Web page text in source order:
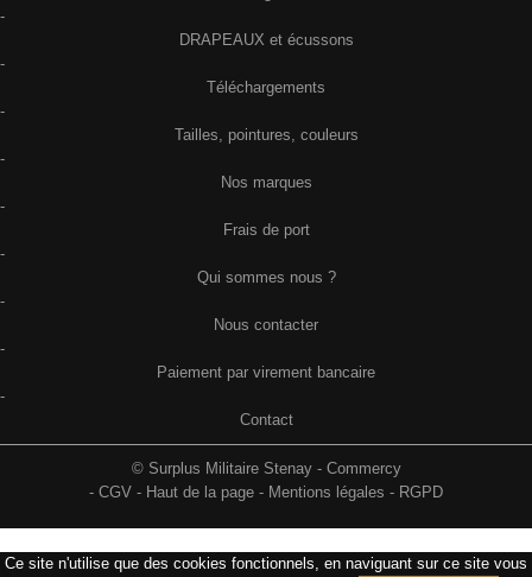
-
DRAPEAUX et écussons
-
Téléchargements
-
Tailles, pointures, couleurs
-
Nos marques
-
Frais de port
-
Qui sommes nous ?
-
Nous contacter
-
Paiement par virement bancaire
-
Contact
© Surplus Militaire Stenay - Commercy
- CGV - Haut de la page - Mentions légales - RGPD
Ce site n'utilise que des cookies fonctionnels, en naviguant sur ce site vous